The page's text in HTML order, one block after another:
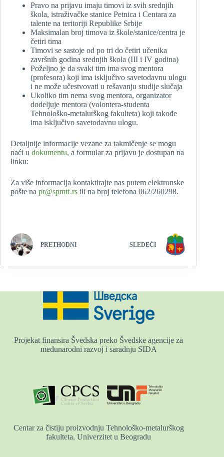
Pravo na prijavu imaju timovi iz svih srednjih
škola, istraživačke stanice Petnica i Centara za
talente na teritoriji Republike Srbije
Maksimalan broj timova iz škole/stanice/centra je
četiri tima
Timovi se sastoje od po tri do četiri učenika
završnih godina srednjih škola (III i IV godina)
Poželjno je da svaki tim ima svog mentora
(profesora) koji ima isključivo savetodavnu ulogu
i ne može učestvovati u rešavanju studije slučaja
Ukoliko tim nema svog mentora, organizator
dodeljuje mentora (volontera-studenta
Tehnološko-metalurškog fakulteta) koji takođe
ima isključivo savetodavnu ulogu.
Detaljnije informacije vezane za takmičenje se mogu
naći u dokumentu, a formular za prijavu je dostupan na
linku:
Za više informacija kontaktirajte nas putem elektronske
pošte na pr@spmtf.rs ili na broj telefona 062/260298.
PRETHODNI SLEDEĆI
Projekat finansira Švedska preko Švedske agencije za
međunarodni razvoj i saradnju SIDA
Centar za čistiju proizvodnju Tehnološko-metalurškog
fakulteta, Univerzitet u Beogradu